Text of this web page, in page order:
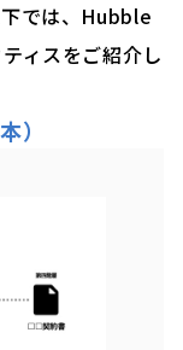
では、Hubble
ィスをご紹介し
）